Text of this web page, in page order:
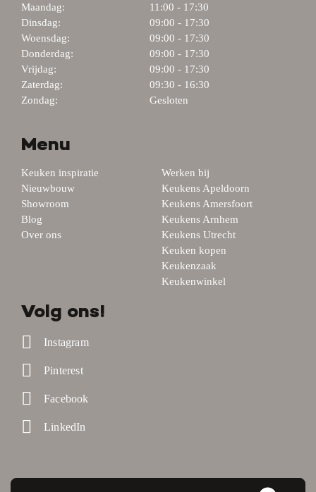
Maandag:
11:00 - 17:30
Dinsdag:
09:00 - 17:30
Woensdag:
09:00 - 17:30
Donderdag:
09:00 - 17:30
Vrijdag:
09:00 - 17:30
Zaterdag:
09:30 - 16:30
Zondag:
Gesloten
Menu
Keuken inspiratie
Nieuwbouw
Showroom
Blog
Over ons
Werken bij
Keukens Apeldoorn
Keukens Amersfoort
Keukens Arnhem
Keukens Utrecht
Keuken kopen
Keukenzaak
Keukenwinkel
Volg ons!
Instagram
Pinterest
Facebook
LinkedIn